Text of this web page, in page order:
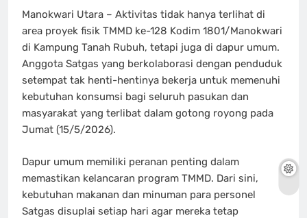
Manokwari Utara – Aktivitas tidak hanya terlihat di
area proyek fisik TMMD ke-128 Kodim 1801/Manokwari
di Kampung Tanah Rubuh, tetapi juga di dapur umum.
Anggota Satgas yang berkolaborasi dengan penduduk
setempat tak henti-hentinya bekerja untuk memenuhi
kebutuhan konsumsi bagi seluruh pasukan dan
masyarakat yang terlibat dalam gotong royong pada
Jumat (15/5/2026).
Dapur umum memiliki peranan penting dalam
memastikan kelancaran program TMMD. Dari sini,
kebutuhan makanan dan minuman para personel
Satgas disuplai setiap hari agar mereka tetap